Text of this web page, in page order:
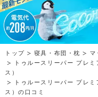
トゥルースリーパー
掃除機 クッキングプ
エアコン
トップ 寝具・布団・枕
マ
トゥルースリーパー プレ
ス）
トゥルースリーパー プレ
ス）の口コミ